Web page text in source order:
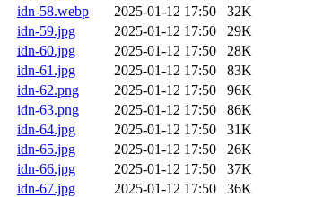
idn-58.webp
2025-01-12 17:50
32K
idn-59.jpg
2025-01-12 17:50
29K
idn-60.jpg
2025-01-12 17:50
28K
idn-61.jpg
2025-01-12 17:50
83K
idn-62.png
2025-01-12 17:50
96K
idn-63.png
2025-01-12 17:50
86K
idn-64.jpg
2025-01-12 17:50
31K
idn-65.jpg
2025-01-12 17:50
26K
idn-66.jpg
2025-01-12 17:50
37K
idn-67.jpg
2025-01-12 17:50
36K